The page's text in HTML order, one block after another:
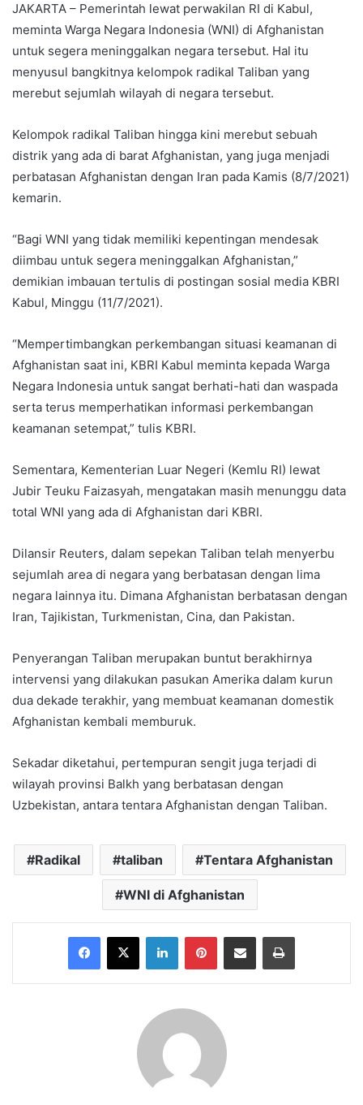
JAKARTA – Pemerintah lewat perwakilan RI di Kabul,
meminta Warga Negara Indonesia (WNI) di Afghanistan
untuk segera meninggalkan negara tersebut. Hal itu
menyusul bangkitnya kelompok radikal Taliban yang
merebut sejumlah wilayah di negara tersebut.
Kelompok radikal Taliban hingga kini merebut sebuah
distrik yang ada di barat Afghanistan, yang juga menjadi
perbatasan Afghanistan dengan Iran pada Kamis (8/7/2021)
kemarin.
“Bagi WNI yang tidak memiliki kepentingan mendesak
diimbau untuk segera meninggalkan Afghanistan,”
demikian imbauan tertulis di postingan sosial media KBRI
Kabul, Minggu (11/7/2021).
“Mempertimbangkan perkembangan situasi keamanan di
Afghanistan saat ini, KBRI Kabul meminta kepada Warga
Negara Indonesia untuk sangat berhati-hati dan waspada
serta terus memperhatikan informasi perkembangan
keamanan setempat,” tulis KBRI.
Sementara, Kementerian Luar Negeri (Kemlu RI) lewat
Jubir Teuku Faizasyah, mengatakan masih menunggu data
total WNI yang ada di Afghanistan dari KBRI.
Dilansir Reuters, dalam sepekan Taliban telah menyerbu
sejumlah area di negara yang berbatasan dengan lima
negara lainnya itu. Dimana Afghanistan berbatasan dengan
Iran, Tajikistan, Turkmenistan, Cina, dan Pakistan.
Penyerangan Taliban merupakan buntut berakhirnya
intervensi yang dilakukan pasukan Amerika dalam kurun
dua dekade terakhir, yang membuat keamanan domestik
Afghanistan kembali memburuk.
Sekadar diketahui, pertempuran sengit juga terjadi di
wilayah provinsi Balkh yang berbatasan dengan
Uzbekistan, antara tentara Afghanistan dengan Taliban.
Radikal taliban Tentara Afghanistan
WNI di Afghanistan
Facebook
X LinkedInPinterestShare via Email Print